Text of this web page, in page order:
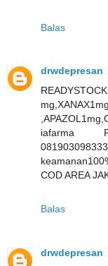
Balas
drwdepresan
iafarma
COD AREA
Balas
drwdepresan